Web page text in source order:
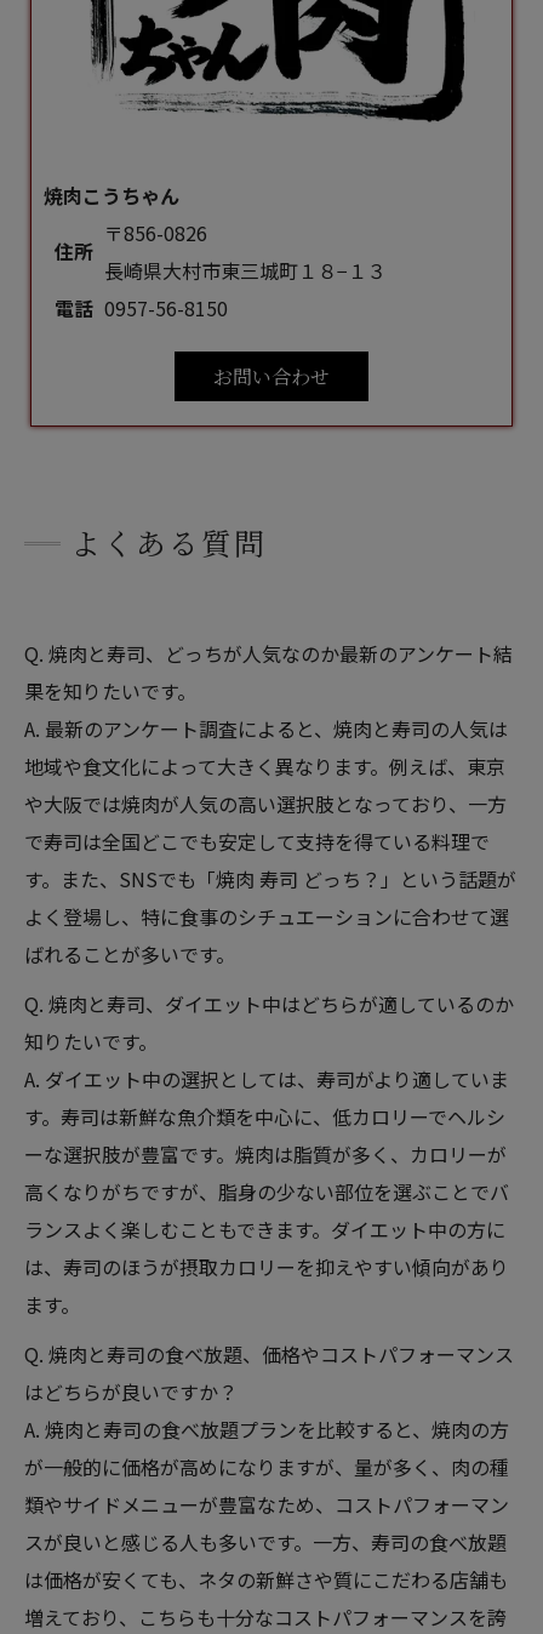
焼肉こうちゃん
住所
〒856-0826
長崎県大村市東三城町１８−１３
電話 0957-56-8150
お問い合わせ
よくある質問
Q. 焼肉と寿司、どっちが人気なのか最新のアンケート結
果を知りたいです。
A. 最新のアンケート調査によると、焼肉と寿司の人気は
地域や食文化によって大きく異なります。例えば、東京
や大阪では焼肉が人気の高い選択肢となっており、一方
で寿司は全国どこでも安定して支持を得ている料理で
す。また、SNSでも「焼肉 寿司 どっち？」という話題が
よく登場し、特に食事のシチュエーションに合わせて選
ばれることが多いです。
Q. 焼肉と寿司、ダイエット中はどちらが適しているのか
知りたいです。
A. ダイエット中の選択としては、寿司がより適していま
す。寿司は新鮮な魚介類を中心に、低カロリーでヘルシ
ーな選択肢が豊富です。焼肉は脂質が多く、カロリーが
高くなりがちですが、脂身の少ない部位を選ぶことでバ
ランスよく楽しむこともできます。ダイエット中の方に
は、寿司のほうが摂取カロリーを抑えやすい傾向があり
ます。
Q. 焼肉と寿司の食べ放題、価格やコストパフォーマンス
はどちらが良いですか？
A. 焼肉と寿司の食べ放題プランを比較すると、焼肉の方
が一般的に価格が高めになりますが、量が多く、肉の種
類やサイドメニューが豊富なため、コストパフォーマン
スが良いと感じる人も多いです。一方、寿司の食べ放題
は価格が安くても、ネタの新鮮さや質にこだわる店舗も
増えており、こちらも十分なコストパフォーマンスを誇